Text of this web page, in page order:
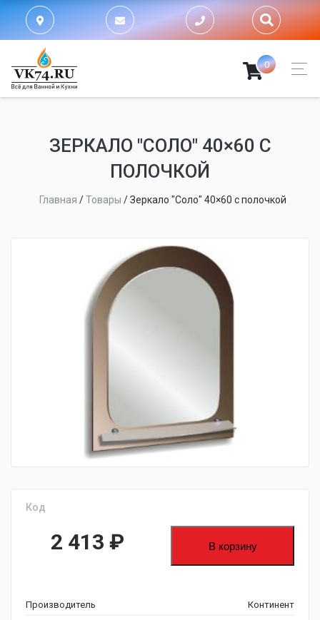
0
ЗЕРКАЛО "СОЛО" 40×60 С
ПОЛОЧКОЙ
Главная /Товары /Зеркало "Соло" 40×60 с полочкой
Код
2 413 ₽ В корзину
Производитель
Континент